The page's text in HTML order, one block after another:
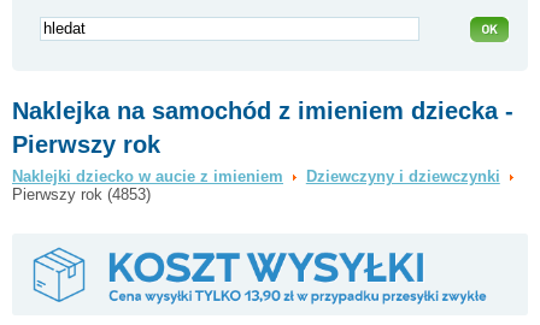
Naklejka na samochód z imieniem dziecka -
Pierwszy rok
Naklejki dziecko w aucie z imieniem
Dziewczyny i dziewczynki
Pierwszy rok (4853)